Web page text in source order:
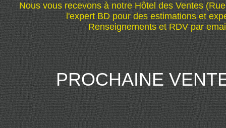
PROCHAINE
Nous vous recevons à notre Hôtel des Ventes
l'expert BD pour des estimations et
Renseignements et RDV par